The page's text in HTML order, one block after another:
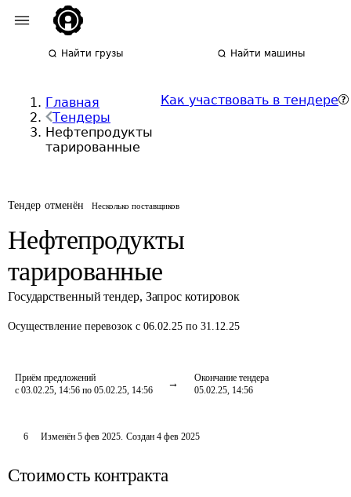
Найти грузы Найти машины
Главная
Тендеры
Нефтепродукты
тарированные
Как участвовать в тендере
Тендер отменён Несколько поставщиков
Нефтепродукты
тарированные
Государственный тендер, Запрос котировок
Осуществление перевозок с 06.02.25 по 31.12.25
Приём предложений
с 03.02.25, 14:56 по 05.02.25, 14:56
Окончание тендера
05.02.25, 14:56
6 Изменён 5 фев 2025. Создан 4 фев 2025
Стоимость контракта